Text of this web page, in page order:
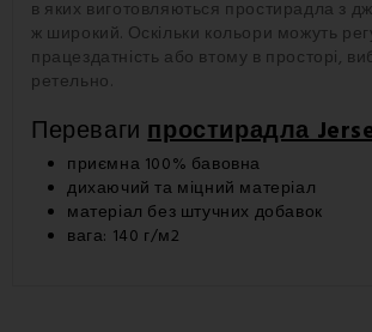
в яких виготовляються простирадла з
ж широкий. Оскільки кольори можуть
працездатність або втому в просторі,
ретельно.
Перевагипростирадла
приємна 100% бавовна
дихаючий та міцний матеріал
матеріал без штучних добавок
вага: 140 г/м2